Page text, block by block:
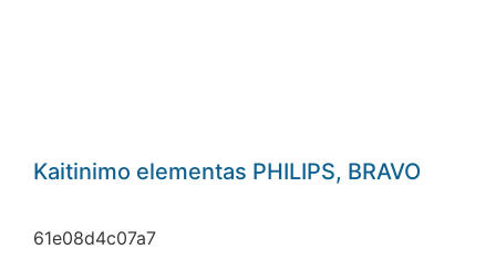
Kaitinimo elementas PHILIPS, BRAVO
61e08d4c07a7